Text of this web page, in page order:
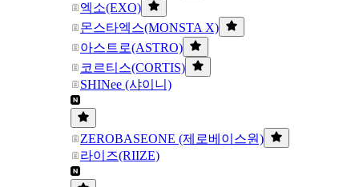
엑소(EXO)
몬스타엑스(MONSTA X)
아스트로(ASTRO)
코르티스(CORTIS)
SHINee (샤이니)
ZEROBASEONE (제로베이스원)
라이즈(RIIZE)